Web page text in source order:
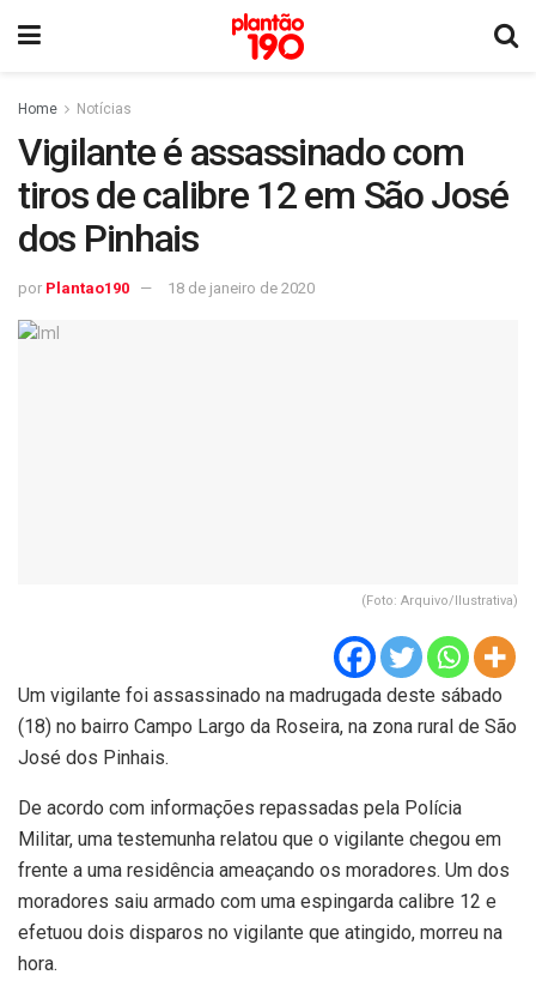
Home Notícias
Vigilante é assassinado com
tiros de calibre 12 em São José
dos Pinhais
por Plantao190 18 de janeiro de 2020
(Foto: Arquivo/Ilustrativa)
Um vigilante foi assassinado na madrugada deste sábado
(18) no bairro Campo Largo da Roseira, na zona rural de São
José dos Pinhais.
De acordo com informações repassadas pela Polícia
Militar, uma testemunha relatou que o vigilante chegou em
frente a uma residência ameaçando os moradores. Um dos
moradores saiu armado com uma espingarda calibre 12 e
efetuou dois disparos no vigilante que atingido, morreu na
hora.